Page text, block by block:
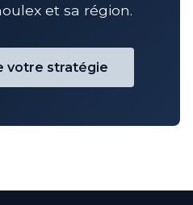
et sa région.
votre stratégie